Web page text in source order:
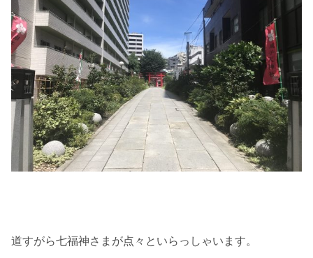
道すがら七福神さまが点々といらっしゃいます。